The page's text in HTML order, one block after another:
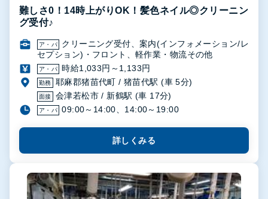
難しさ0！14時上がりOK！髪色ネイル◎クリーニン
グ受付♪
ア・パ
クリーニング受付、案内(インフォメーション/レ
セプション)・フロント、軽作業・物流その他
ア・パ 時給1,033円～1,133円
勤務 耶麻郡猪苗代町 / 猪苗代駅 (車 5分)
面接 会津若松市 / 新鶴駅 (車 17分)
ア・パ 09:00～14:00、14:00～19:00
詳しくみる